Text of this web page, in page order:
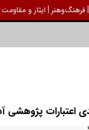
|فرهنگ‌و‌هنر | ایثار و مقاومت